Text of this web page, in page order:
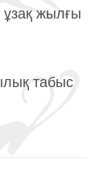
жылғы
табыс